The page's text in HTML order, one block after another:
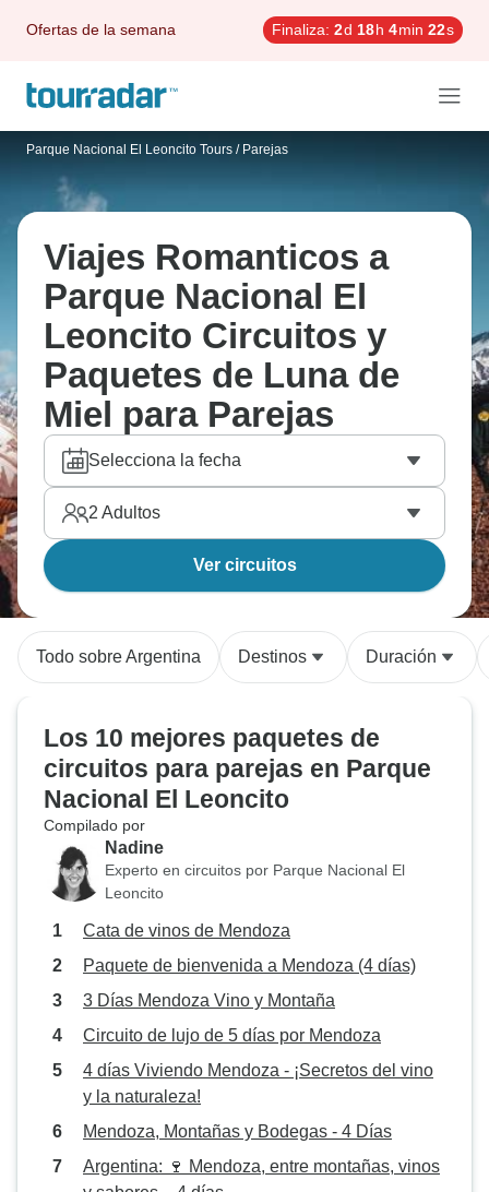
Ofertas de la semana Finaliza: 2d 18h 4min 21s
Parque Nacional El Leoncito Tours / Parejas
Viajes Romanticos a
Parque Nacional El
Leoncito Circuitos y
Paquetes de Luna de
Miel para Parejas
Selecciona la fecha
2 Adultos
Ver circuitos
Todo sobre Argentina Destinos Duración
Los 10 mejores paquetes de
circuitos para parejas en Parque
Nacional El Leoncito
Compilado por
Nadine
Experto en circuitos por Parque Nacional El
Leoncito
Cata de vinos de Mendoza
Paquete de bienvenida a Mendoza (4 días)
3 Días Mendoza Vino y Montaña
Circuito de lujo de 5 días por Mendoza
4 días Viviendo Mendoza - ¡Secretos del vino
y la naturaleza!
Mendoza, Montañas y Bodegas - 4 Días
Argentina: 🍷 Mendoza, entre montañas, vinos